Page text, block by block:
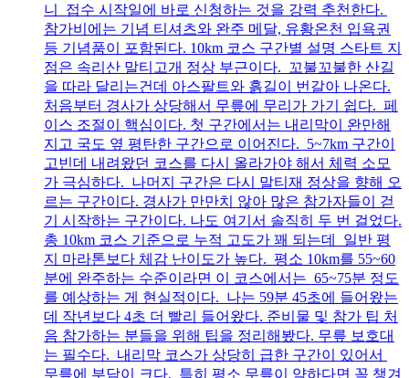
니 접수 시작일에 바로 신청하는 것을 강력 추천한다.
참가비에는 기념 티셔츠와 완주 메달, 유황온천 입욕권
등 기념품이 포함된다. 10km 코스 구간별 설명 스타트 지
점은 속리산 말티고개 정상 부근이다. 꼬불꼬불한 산길
을 따라 달리는건데 아스팔트와 흙길이 번갈아 나온다.
처음부터 경사가 상당해서 무릎에 무리가 가기 쉽다. 페
이스 조절이 핵심이다. 첫 구간에서는 내리막이 완만해
지고 국도 옆 평탄한 구간으로 이어진다. 5~7km 구간이
고빈데 내려왔던 코스를 다시 올라가야 해서 체력 소모
가 극심하다. 나머지 구간은 다시 말티재 정상을 향해 오
르는 구간이다. 경사가 만만치 않아 많은 참가자들이 걷
기 시작하는 구간이다. 나도 여기서 솔직히 두 번 걸었다.
총 10km 코스 기준으로 누적 고도가 꽤 되는데 일반 평
지 마라톤보다 체감 난이도가 높다. 평소 10km를 55~60
분에 완주하는 수준이라면 이 코스에서는 65~75분 정도
를 예상하는 게 현실적이다. 나는 59분 45초에 들어왔는
데 작년보다 4초 더 빨리 들어왔다. 준비물 및 참가 팁 처
음 참가하는 분들을 위해 팁을 정리해봤다. 무릎 보호대
는 필수다. 내리막 코스가 상당히 급한 구간이 있어서
무릎에 부담이 크다. 특히 평소 무릎이 약하다면 꼭 챙겨